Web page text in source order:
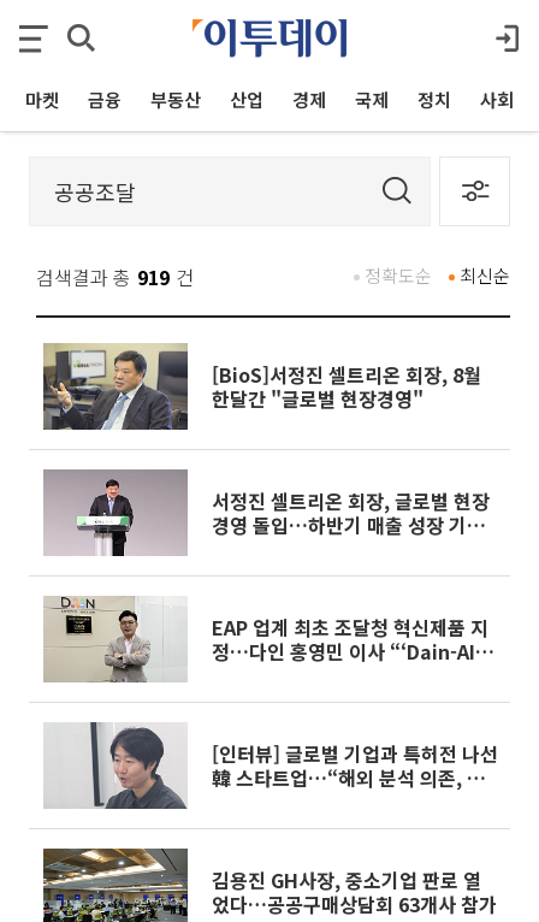
마켓 금융 부동산 산업 경제 국제 정치 사회
검색결과 총 919 건 최신순
정확도순
[BioS]서정진 셀트리온 회장, 8월
한달간 "글로벌 현장경영"
서정진 셀트리온 회장, 글로벌 현장
경영 돌입…하반기 매출 성장 기반
EAP 업계 최초 조달청 혁신제품 지
정…다인 홍영민 이사 “‘Dain-AI
될 것”
[인터뷰] 글로벌 기업과 특허전 나선
韓 스타트업…“해외 분석 의존, 정
김용진 GH사장, 중소기업 판로 열
었다…공공구매상담회 63개사 참가